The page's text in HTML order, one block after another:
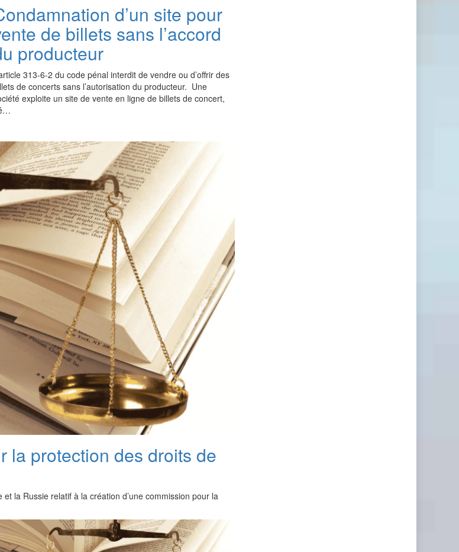
d’un site pour
de billets sans l’accord
producteur
313-6-2 du code pénal interdit de vendre ou d’offrir des
de concerts sans l’autorisation du producteur. Une
exploite un site de vente en ligne de billets de concert,
la protection des droits de
la Russie relatif à la création d’une commission pour la